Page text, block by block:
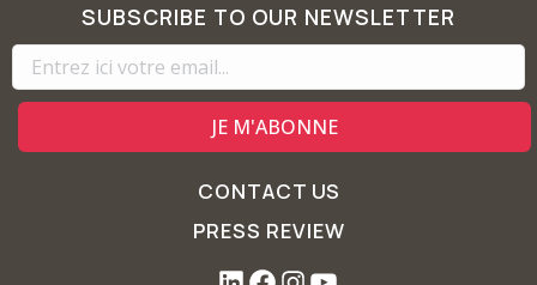
SUBSCRIBE TO OUR NEWSLETTER
CONTACT US
PRESS REVIEW